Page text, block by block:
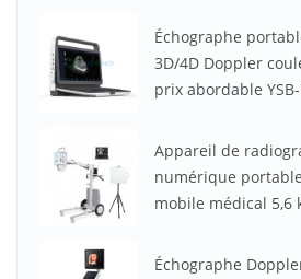
Échographe
3D/4D Doppler
prix abordable
Appareil de
numérique
mobile médical 5,6
(YSF056DR-A)
Échographe